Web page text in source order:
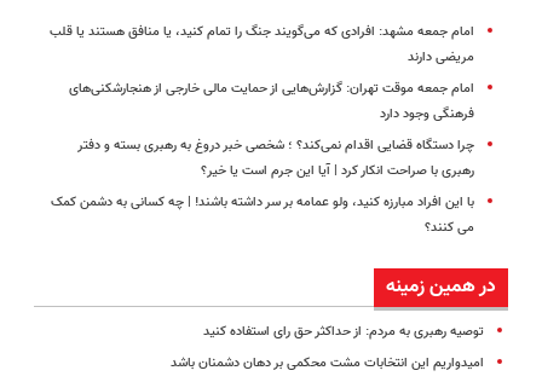
امام جمعه مشهد: افرادی که می‌گویند جنگ را تمام کنید، یا منافق هستند یا قلب
مریضی دارند
امام جمعه موقت تهران: گزارش‌هایی از حمایت مالی خارجی از هنجارشکنی‌های
فرهنگی وجود دارد
چرا دستگاه قضایی اقدام نمی‌کند؟ ؛ شخصی خبر دروغ به رهبری بسته و دفتر
رهبری با صراحت انکار کرد | آیا این جرم است یا خیر؟
با این افراد مبارزه کنید، ولو عمامه بر سر داشته باشند! | چه کسانی به دشمن کمک
می کنند؟
در همین زمینه
توصیه رهبری به مردم: از حداکثر حق رای استفاده کنید
امیدواریم این انتخابات مشت محکمی بر دهان دشمنان باشد